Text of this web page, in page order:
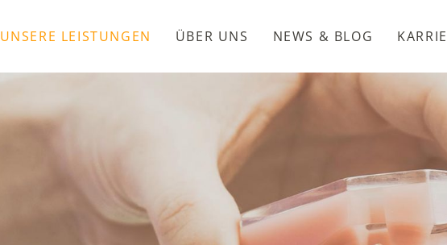
UNSERE LEISTUNGEN ÜBER UNS NEWS & BLOG